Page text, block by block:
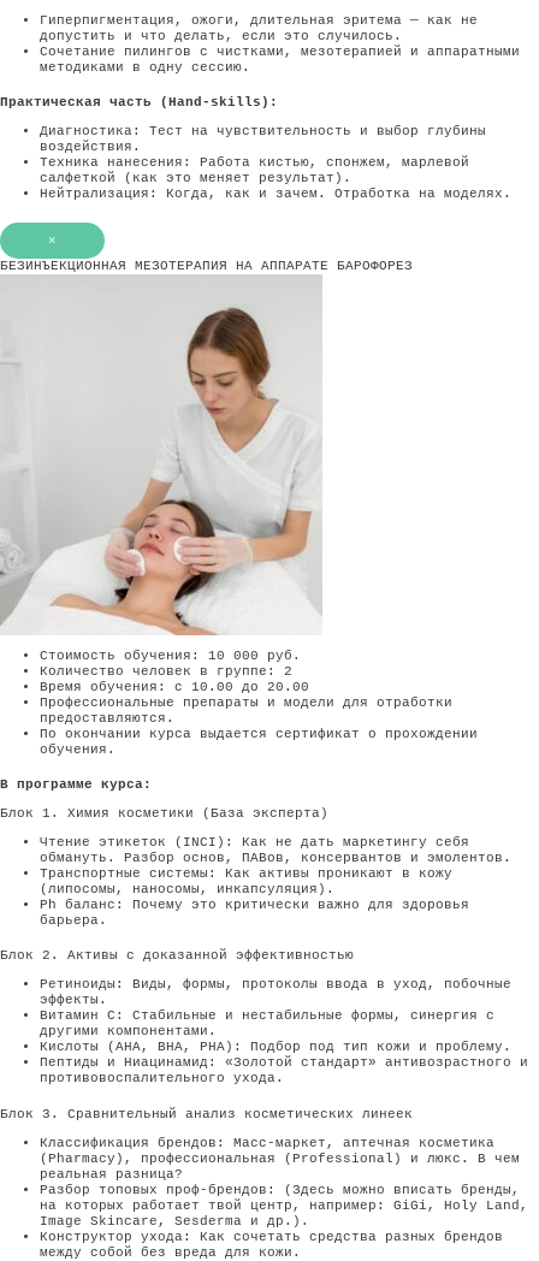
Гиперпигментация, ожоги, длительная эритема — как не
допустить и что делать, если это случилось.
Сочетание пилингов с чистками, мезотерапией и аппаратными
методиками в одну сессию.
Практическая часть (Hand-skills):
Диагностика: Тест на чувствительность и выбор глубины
воздействия.
Техника нанесения: Работа кистью, спонжем, марлевой
салфеткой (как это меняет результат).
Нейтрализация: Когда, как и зачем. Отработка на моделях.
×
БЕЗИНЪЕКЦИОННАЯ МЕЗОТЕРАПИЯ НА АППАРАТЕ БАРОФОРЕЗ
Стоимость обучения: 10 000 руб.
Количество человек в группе: 2
Время обучения: с 10.00 до 20.00
Профессиональные препараты и модели для отработки
предоставляются.
По окончании курса выдается сертификат о прохождении
обучения.
В программе курса:
Блок 1. Химия косметики (База эксперта)
Чтение этикеток (INCI): Как не дать маркетингу себя
обмануть. Разбор основ, ПАВов, консервантов и эмолентов.
Транспортные системы: Как активы проникают в кожу
(липосомы, наносомы, инкапсуляция).
Ph баланс: Почему это критически важно для здоровья
барьера.
Блок 2. Активы с доказанной эффективностью
Ретиноиды: Виды, формы, протоколы ввода в уход, побочные
эффекты.
Витамин С: Стабильные и нестабильные формы, синергия с
другими компонентами.
Кислоты (AHA, BHA, PHA): Подбор под тип кожи и проблему.
Пептиды и Ниацинамид: «Золотой стандарт» антивозрастного и
противовоспалительного ухода.
Блок 3. Сравнительный анализ косметических линеек
Классификация брендов: Масс-маркет, аптечная косметика
(Pharmacy), профессиональная (Professional) и люкс. В чем
реальная разница?
Разбор топовых проф-брендов: (Здесь можно вписать бренды,
на которых работает твой центр, например: GiGi, Holy Land,
Image Skincare, Sesderma и др.).
Конструктор ухода: Как сочетать средства разных брендов
между собой без вреда для кожи.